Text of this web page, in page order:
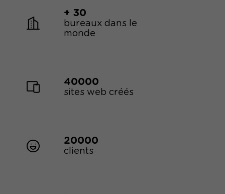
+ 30
bureaux dans le
monde
40000
sites web créés
20000
clients